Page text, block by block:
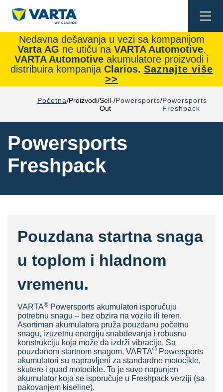
Nedavna dešavanja u vezi sa kompanijom
Varta AG ne utiču na VARTA Automotive.
VARTA Automotive akumulatore proizvodi i
distribuira kompanija Clarios. Saznajte više
>>
Početna Proizvodi Sell-
Out
Powersports Powersports
Freshpack
Powersports
Freshpack
Pouzdana startna snaga
u toplom i hladnom
vremenu.
VARTA® Powersports akumulatori isporučuju
potrebnu snagu – bez obzira na vozilo ili teren.
Asortiman akumulatora pruža pouzdanu početnu
snagu, izuzetnu energiju snabdevanja i robusnu
konstrukciju koja može da izdrži vibracije. Sa
pouzdanom startnom snagom, VARTA® Powersports
akumulatori su napravljeni za standardne motocikle,
skutere i quad motocikle. To je suvo napunjen
akumulator koja se isporučuje u Freshpack verziji (sa
pakovanjem kiseline).